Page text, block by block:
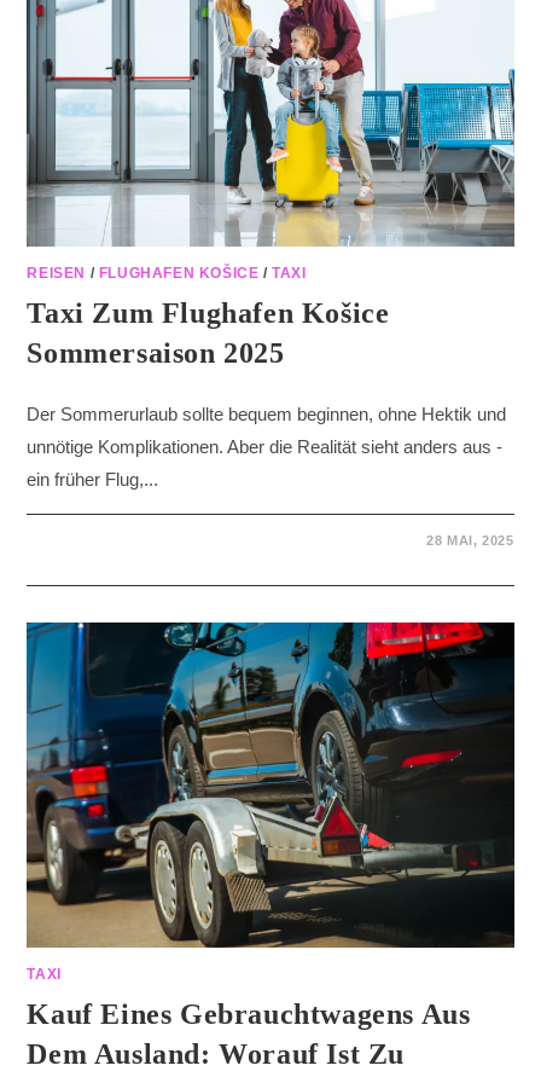
REISEN / FLUGHAFEN KOŠICE /TAXI
Taxi Zum Flughafen Košice
Sommersaison 2025
Der Sommerurlaub sollte bequem beginnen, ohne Hektik und
unnötige Komplikationen. Aber die Realität sieht anders aus -
ein früher Flug,...
28 MAI, 2025
TAXI
Kauf Eines Gebrauchtwagens Aus
Dem Ausland: Worauf Ist Zu